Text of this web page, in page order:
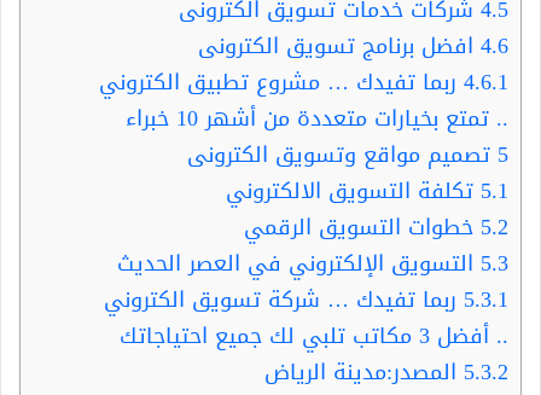
4.5 شركات خدمات تسويق الكترونى
4.6 افضل برنامج تسويق الكترونى
4.6.1 ربما تفيدك … مشروع تطبيق الكتروني
.. تمتع بخيارات متعددة من أشهر 10 خبراء
5 تصميم مواقع وتسويق الكترونى
5.1 تكلفة التسويق الالكتروني
5.2 خطوات التسويق الرقمي
5.3 التسويق الإلكتروني في العصر الحديث
5.3.1 ربما تفيدك … شركة تسويق الكتروني
.. أفضل 3 مكاتب تلبي لك جميع احتياجاتك
5.3.2 المصدر:مدينة الرياض